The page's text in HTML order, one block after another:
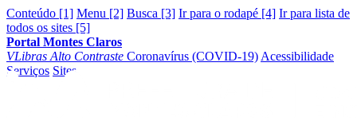
Conteúdo [1] Menu [2] Busca [3] Ir para o rodapé [4] Ir para lista de
todos os sites [5]
Portal Montes Claros
VLibras Alto Contraste Coronavírus (COVID-19) Acessibilidade
Serviços Sites